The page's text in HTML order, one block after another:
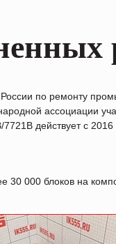
по ремонту
ассоциации
действует с 2016
30 000 блоков на